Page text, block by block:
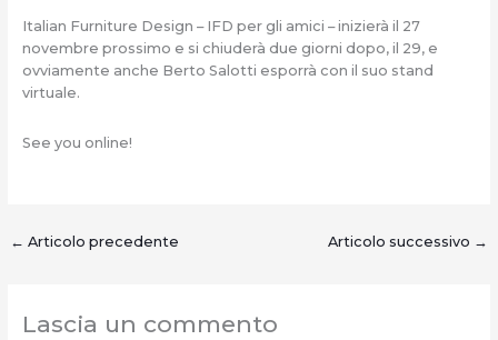
Italian Furniture Design – IFD per gli amici – inizierà il 27
novembre prossimo e si chiuderà due giorni dopo, il 29, e
ovviamente anche Berto Salotti esporrà con il suo stand
virtuale.
See you online!
← Articolo precedente Articolo successivo →
Lascia un commento